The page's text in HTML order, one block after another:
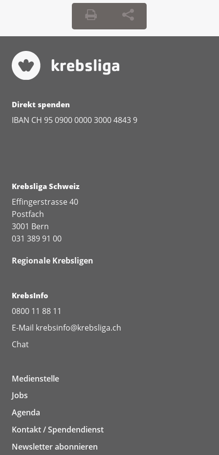
Direkt spenden
IBAN CH 95 0900 0000 3000 4843 9
Krebsliga Schweiz
Effingerstrasse 40
Postfach
3001 Bern
031 389 91 00
Regionale Krebsligen
KrebsInfo
0800 11 88 11
E-Mail krebsinfo@krebsliga.ch
Chat
Medienstelle
Jobs
Agenda
Kontakt / Spendendienst
Newsletter abonnieren